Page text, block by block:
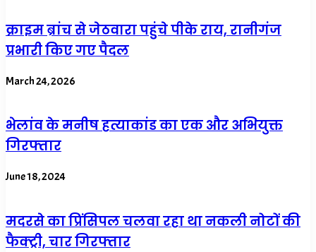
क्राइम ब्रांच से जेठवारा पहुंचे पीके राय, रानीगंज
प्रभारी किए गए पैदल
March 24, 2026
भेलांव के मनीष हत्याकांड का एक और अभियुक्त
गिरफ्तार
June 18, 2024
मदरसे का प्रिंसिपल चलवा रहा था नकली नोटों की
फैक्ट्री, चार गिरफ्तार